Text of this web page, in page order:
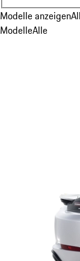
Kraftstoffart
Modelle anzeigen
ModelleAlle